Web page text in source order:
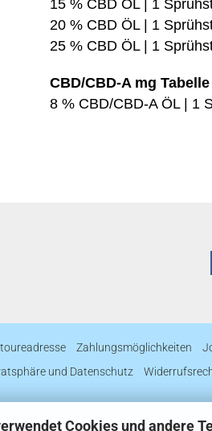
Cookies und andere
15 % CBD ÖL | 1
20 % CBD ÖL | 1
25 % CBD ÖL | 1
CBD/CBD-A mg
8 % CBD/CBD-A ÖL |
Zahlungsmöglichkeiten
und Datenschutz